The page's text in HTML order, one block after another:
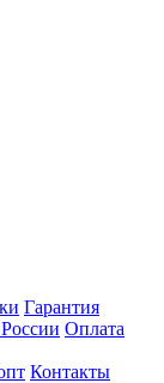
Гарантия
Оплата
Контакты